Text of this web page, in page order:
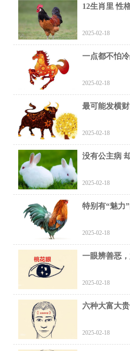
12生肖里 性
2025-02-18
一点都不怕
2025-02-18
最可能发横
2025-02-18
没有公主病
2025-02-18
特别有“魅力
2025-02-18
一眼辨善恶
2025-02-18
六种大富大
2025-02-18